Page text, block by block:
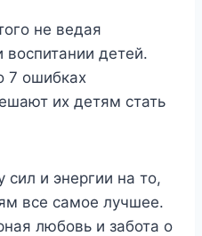
не ведая
детей.
7 ошибках
их детям стать
сил и энергии на то,
все самое лучшее.
любовь и забота о